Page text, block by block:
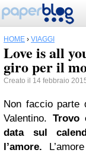
HOME › VIAGGI
Love is all
giro per il
Creato il 14 febbraio
Non faccio parte
Valentino. Trovo
data sul
l’amore.